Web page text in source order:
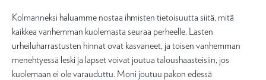
Kolmanneksi haluamme nostaa ihmisten tietoisuutta siitä, mitä
kaikkea vanhemman kuolemasta seuraa perheelle. Lasten
urheiluharrastusten hinnat ovat kasvaneet, ja toisen vanhemman
menehtyessä leski ja lapset voivat joutua taloushaasteisiin, jos
kuolemaan ei ole varauduttu. Moni joutuu pakon edessä